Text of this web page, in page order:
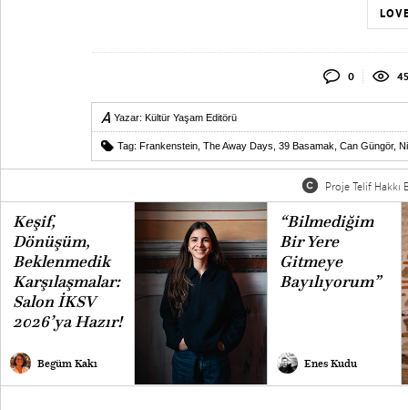
0
Yazar: Kültür Yaşam Editörü
Tag: Frankenstein The Away Days 39 Basamak Can Güngör,
Proje Telif Hakkı
Keşif,
Dönüşüm,
Beklenmedik
Karşılaşmalar:
Salon İKSV
2026’ya Hazır!
Begüm Kakı
“Bilmediğim
Bir Yere
Gitmeye
Bayılıyorum”
Enes Kudu